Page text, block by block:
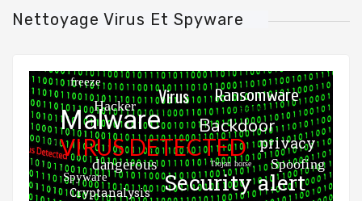
Nettoyage Virus Et Spyware
worm
Trojan horse
sniffer
cleaner
freeze
Spyware
Hacker
privacy
Ransomware
dangerous Spoofing
Backdoor
Cryptanalysis
Virus
Security alert
Malware
VIRUS DETECTED